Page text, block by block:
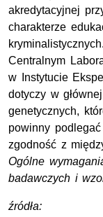
akredytacyjnej
charakterze
Centralnym
w Instytucie
dotyczy w
genetycznych,
powinny
zgodność z
Ogólne
badawczych i
źródła: